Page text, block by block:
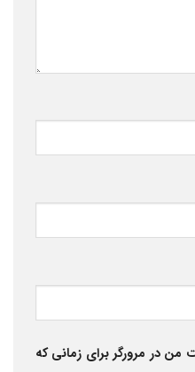
من در مرورگر برای زمانی که